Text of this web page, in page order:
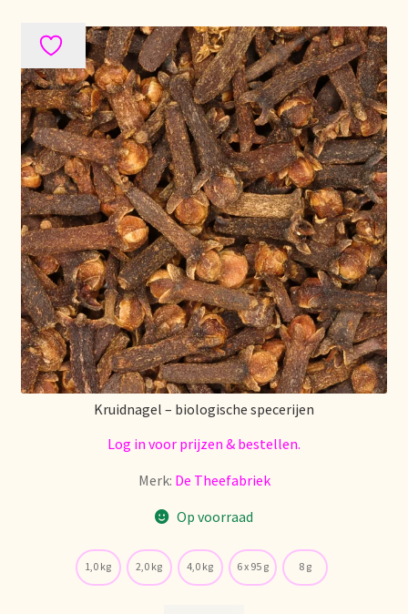
Kruidnagel – biologische specerijen
Log in voor prijzen & bestellen.
Merk: De Theefabriek
Op voorraad
1,0 kg 2,0 kg 4,0 kg 6 x 95 g 8 g